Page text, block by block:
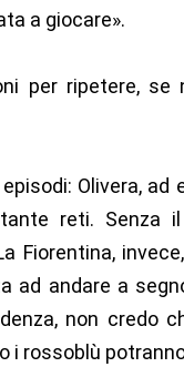
a giocare».
per ripetere, se
Olivera,
reti. Senza
Fiorentina,
ad andare a
non credo
i rossoblù